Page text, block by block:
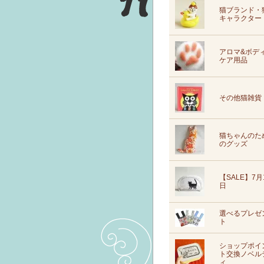
猫ブランド・
キャラクター
アロマ&ボデ
ケア用品
その他猫雑貨
猫ちゃんのた
のグッズ
【SALE】7月
日
選べるプレゼ
ト
ショップポイ
ト交換ノベル
ィ